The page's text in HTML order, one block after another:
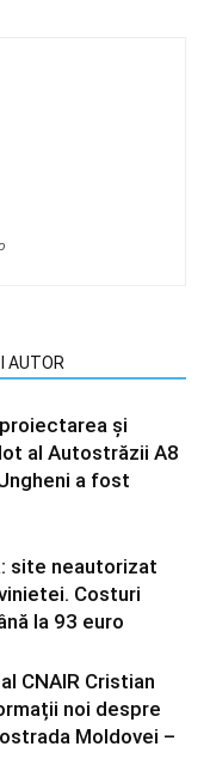
AUTOR
și
al Autostrăzii A8
a fost
site neautorizat
Costuri
la 93 euro
CNAIR Cristian
noi despre
Moldovei –